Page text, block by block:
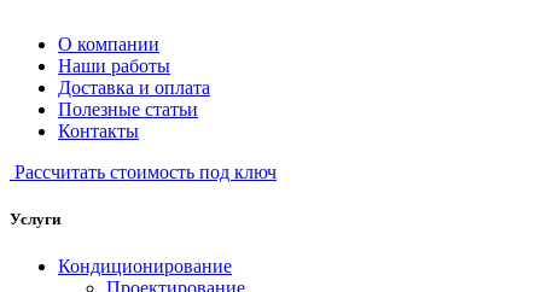
О компании
Наши работы
Доставка и оплата
Полезные статьи
Контакты
Рассчитать стоимость под ключ
Услуги
Кондиционирование